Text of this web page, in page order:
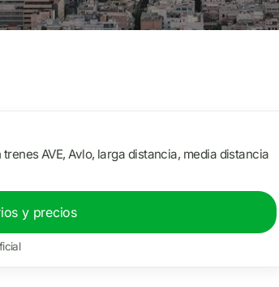
AVE, Avlo, larga distancia, media distancia
y precios